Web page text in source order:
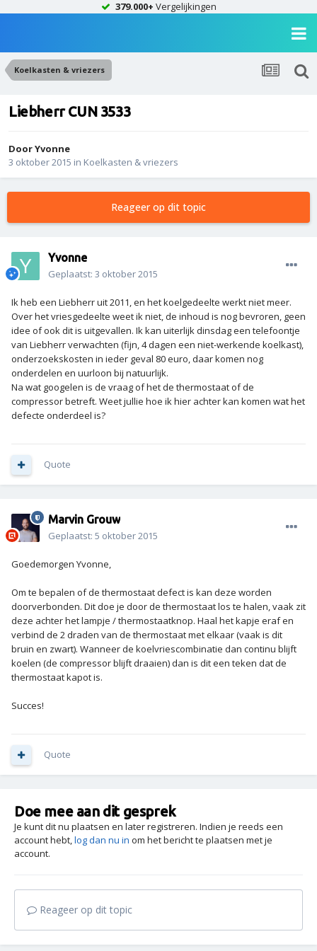
379.000+ Vergelijkingen
Koelkasten & vriezers
Liebherr CUN 3533
DoorYvonne
3 oktober 2015 in Koelkasten & vriezers
Reageer op dit topic
Yvonne
Geplaatst: 3 oktober 2015
Ik heb een Liebherr uit 2011, en het koelgedeelte werkt niet meer.
Over het vriesgedeelte weet ik niet, de inhoud is nog bevroren, geen
idee of ook dit is uitgevallen. Ik kan uiterlijk dinsdag een telefoontje
van Liebherr verwachten (fijn, 4 dagen een niet-werkende koelkast),
onderzoekskosten in ieder geval 80 euro, daar komen nog
onderdelen en uurloon bij natuurlijk.
Na wat googelen is de vraag of het de thermostaat of de
compressor betreft. Weet jullie hoe ik hier achter kan komen wat het
defecte onderdeel is?
Quote
Marvin Grouw
Geplaatst: 5 oktober 2015
Goedemorgen Yvonne,
Om te bepalen of de thermostaat defect is kan deze worden
doorverbonden. Dit doe je door de thermostaat los te halen, vaak zit
deze achter het lampje / thermostaatknop. Haal het kapje eraf en
verbind de 2 draden van de thermostaat met elkaar (vaak is dit
bruin en zwart). Wanneer de koelvriescombinatie dan continu blijft
koelen (de compressor blijft draaien) dan is dit een teken dat de
thermostaat kapot is.
Succes!
Quote
Doe mee aan dit gesprek
Je kunt dit nu plaatsen en later registreren. Indien je reeds een
account hebt,log dan nu in om het bericht te plaatsen met je
account.
Reageer op dit topic